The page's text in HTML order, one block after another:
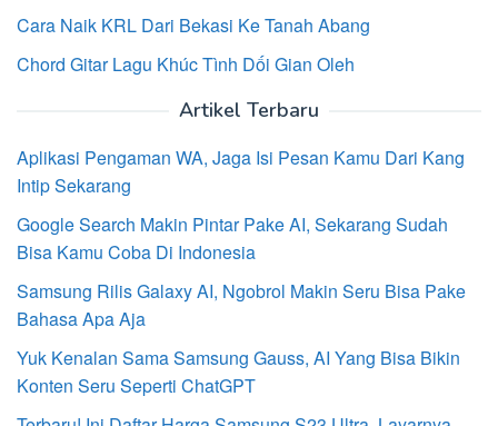
Cara Naik KRL Dari Bekasi Ke Tanah Abang
Chord Gitar Lagu Khúc Tình Dối Gian Oleh
Artikel Terbaru
Aplikasi Pengaman WA, Jaga Isi Pesan Kamu Dari Kang
Intip Sekarang
Google Search Makin Pintar Pake AI, Sekarang Sudah
Bisa Kamu Coba Di Indonesia
Samsung Rilis Galaxy AI, Ngobrol Makin Seru Bisa Pake
Bahasa Apa Aja
Yuk Kenalan Sama Samsung Gauss, AI Yang Bisa Bikin
Konten Seru Seperti ChatGPT